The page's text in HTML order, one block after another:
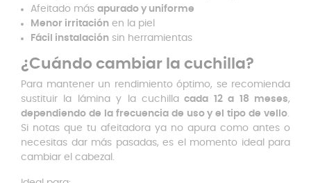
Afeitado más apurado y uniforme
Menor irritación en la piel
Fácil instalación sin herramientas
¿Cuándo cambiar la cuchilla?
Para mantener un rendimiento óptimo, se recomienda
sustituir la lámina y la cuchilla cada 12 a 18 meses,
dependiendo de la frecuencia de uso y el tipo de vello.
Si notas que tu afeitadora ya no apura como antes o
necesitas dar más pasadas, es el momento ideal para
cambiar el cabezal.